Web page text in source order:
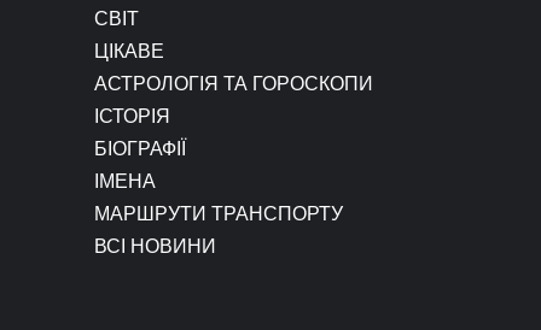
СВІТ
ЦІКАВЕ
АСТРОЛОГІЯ ТА ГОРОСКОПИ
ІСТОРІЯ
БІОГРАФІЇ
ІМЕНА
МАРШРУТИ ТРАНСПОРТУ
ВСІ НОВИНИ